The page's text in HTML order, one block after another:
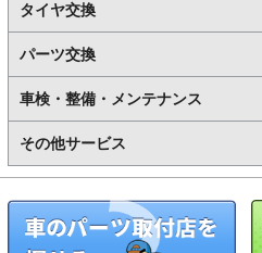
タイヤ交換
パーツ交換
車検・整備・メンテナンス
その他サービス